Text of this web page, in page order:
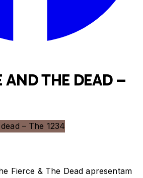
AND THE DEAD –
Fierce & The Dead apresentam